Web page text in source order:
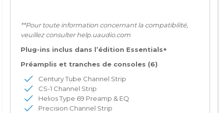
**Pour toute information concernant la compatibilité,
veuillez consulterhelp.uaudio.com
Plug-ins inclus dans l’édition Essentials+
Préamplis et tranches de consoles (6)
Century Tube Channel Strip
CS-1 Channel Strip
Helios Type 69 Preamp & EQ
Precision Channel Strip